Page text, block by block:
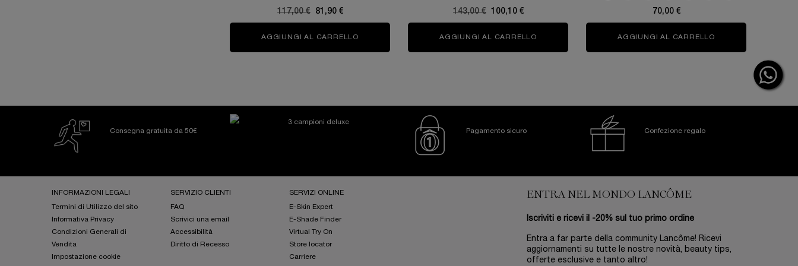
Old price
117,00 € New price
81,90 €
AGGIUNGI AL CARRELLO GÉNIFIQUE CRÈME CREMA GIORNO
Old price
143,00 € New price
100,10 €
AGGIUNGI AL CARRELLO RÉNERGIE NUIT MULTI-LIFT
70,00 €
AGGIUNGI AL CARRELLO
Consegna gratuita da 50€
3 campioni deluxe
Pagamento sicuro
Confezione regalo
INFORMAZIONI LEGALI
Termini di Utilizzo del sito
Informativa Privacy
Condizioni Generali di
Vendita
Impostazione cookie
SERVIZIO CLIENTI
FAQ
Scrivici una email
Accessibilità
Diritto di Recesso
SERVIZI ONLINE
E-Skin Expert
E-Shade Finder
Virtual Try On
Store locator
Carriere
ENTRA NEL MONDO LANCÔME
Iscriviti e ricevi il -20% sul tuo primo ordine
Entra a far parte della community Lancôme! Ricevi
aggiornamenti su tutte le nostre novità, beauty tips,
offerte esclusive e tanto altro!